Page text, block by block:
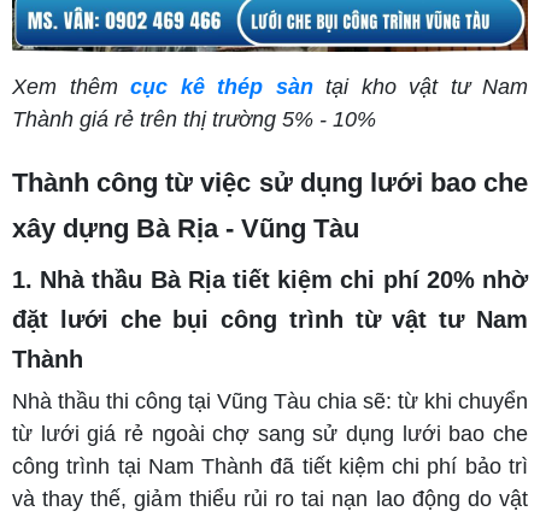
Xem thêm cục kê thép sàntại kho vật tư Nam
Thành giá rẻ trên thị trường 5% - 10%
Thành công từ việc sử dụng lưới bao che
xây dựng Bà Rịa - Vũng Tàu
1. Nhà thầu Bà Rịa tiết kiệm chi phí 20% nhờ
đặt lưới che bụi công trình từ vật tư Nam
Thành
Nhà thầu thi công tại Vũng Tàu chia sẽ: từ khi chuyển
từ lưới giá rẻ ngoài chợ sang sử dụng lưới bao che
công trình tại Nam Thành đã tiết kiệm chi phí bảo trì
và thay thế, giảm thiểu rủi ro tai nạn lao động do vật